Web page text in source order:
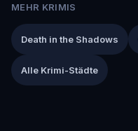
MEHR KRIMIS
Death in the Shadows
Alle Krimi-Städte